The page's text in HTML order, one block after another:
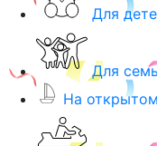
Для
Для
На